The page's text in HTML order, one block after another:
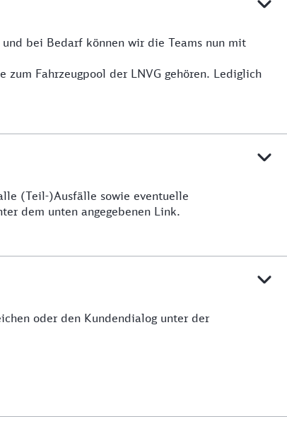
bei Bedarf können wir die Teams nun mit
Fahrzeugpool der LNVG gehören. Lediglich
(Teil-)Ausfälle sowie eventuelle
dem unten angegebenen Link.
oder den Kundendialog unter der